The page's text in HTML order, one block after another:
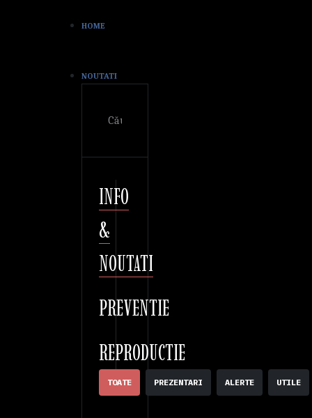
HOME
NOUTATI
Cautare
INFO
&
NOUTATI
PREVENTIE
REPRODUCTIE
TOATE PREZENTARI ALERTE UTILE